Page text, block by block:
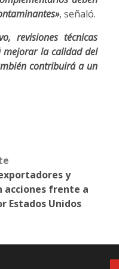
, señaló.
revisiones técnicas
mejorar la calidad del
contribuirá a un
y
acciones frente a
Estados Unidos